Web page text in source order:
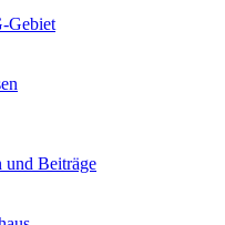
Gebiet
und Beiträge